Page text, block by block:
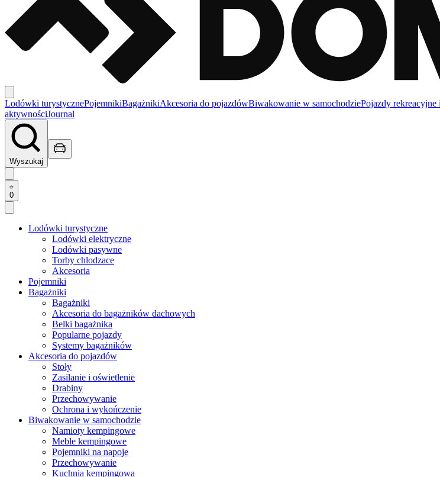
Lodówki turystycznePojemnikiBagażnikiAkcesoria do pojazdówBiwakowanie w samochodziePojazdy rekreacyjne
aktywnościJournal
Wyszukaj
0
Lodówki turystyczne
Lodówki elektryczne
Lodówki pasywne
Torby chlodzace
Akcesoria
Pojemniki
Bagażniki
Bagażniki
Akcesoria do bagażników dachowych
Belki bagażnika
Popularne pojazdy
Systemy bagażników
Akcesoria do pojazdów
Stoły
Zasilanie i oświetlenie
Drabiny
Przechowywanie
Ochrona i wykończenie
Biwakowanie w samochodzie
Namioty kempingowe
Meble kempingowe
Pojemniki na napoje
Przechowywanie
Kuchnia kempingowa